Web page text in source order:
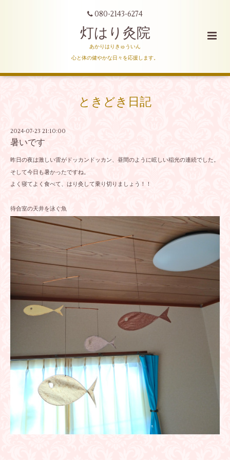
080-2143-6274
灯はり灸院
あかりはりきゅういん
心と体の健やかな日々を応援します。
ときどき日記
2024-07-23 21:10:00
暑いです
昨日の夜は激しい雷がドッカンドッカン、昼間のように眩しい稲光の連続でした。
そして今日も暑かったですね。
よく寝てよく食べて、はり灸して乗り切りましょう！！
待合室の天井を泳ぐ魚